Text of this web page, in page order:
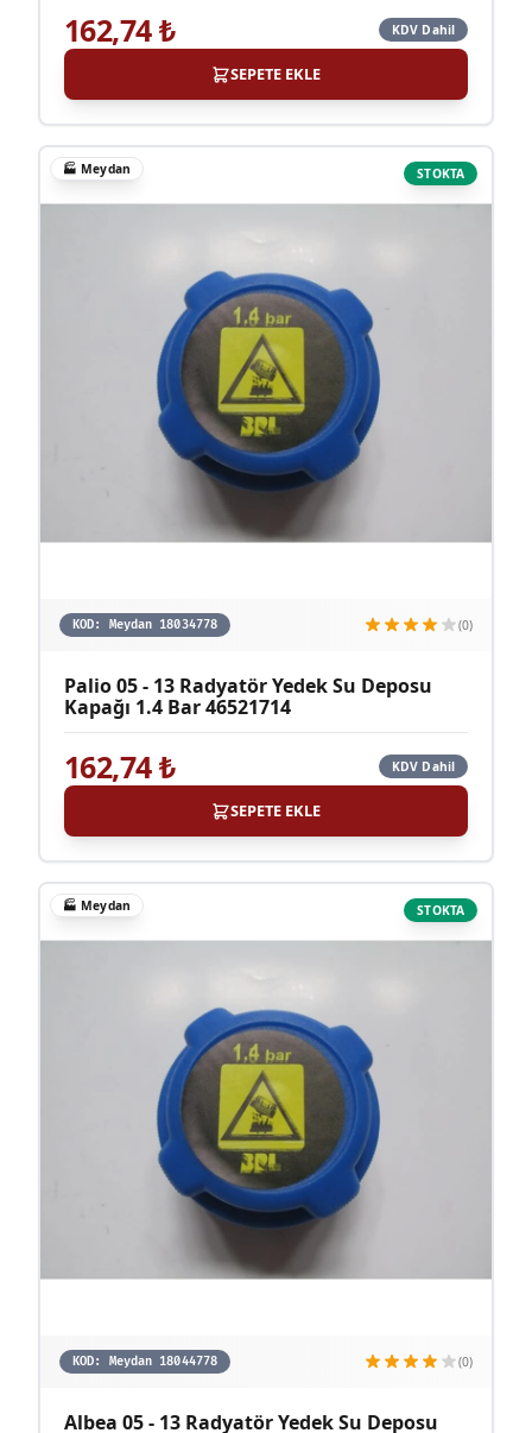
162,74₺ KDV Dahil
SEPETE EKLE
STOKTA
🏭 Meydan
KOD: Meydan 18034778 (0)
Palio 05 - 13 Radyatör Yedek Su Deposu
Kapağı 1.4 Bar 46521714
162,74₺ KDV Dahil
SEPETE EKLE
STOKTA
🏭 Meydan
KOD: Meydan 18044778 (0)
Albea 05 - 13 Radyatör Yedek Su Deposu